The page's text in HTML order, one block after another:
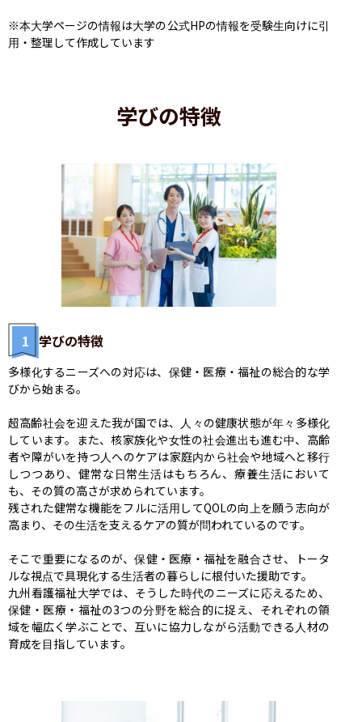
※本大学ページの情報は大学の公式HPの情報を受験生向けに引
用・整理して作成しています
学びの特徴
1 学びの特徴
多様化するニーズへの対応は、保健・医療・福祉の総合的な学
びから始まる。
超高齢社会を迎えた我が国では、人々の健康状態が年々多様化
しています。また、核家族化や女性の社会進出も進む中、高齢
者や障がいを持つ人へのケアは家庭内から社会や地域へと移行
しつつあり、健常な日常生活はもちろん、療養生活において
も、その質の高さが求められています。
残された健常な機能をフルに活用してQOLの向上を願う志向が
高まり、その生活を支えるケアの質が問われているのです。
そこで重要になるのが、保健・医療・福祉を融合させ、トータ
ルな視点で具現化する生活者の暮らしに根付いた援助です。
九州看護福祉大学では、そうした時代のニーズに応えるため、
保健・医療・福祉の3つの分野を総合的に捉え、それぞれの領
域を幅広く学ぶことで、互いに協力しながら活動できる人材の
育成を目指しています。